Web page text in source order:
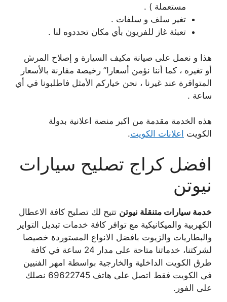
مستعملة ) .
تغير سلف و سلفات .
تعبئة غاز للفريون بأي مكان تحددوه لنا .
هذا و نعمل على صيانة مكيف السيارة و إصلاح المرش
أو تغيره ، كما أننا نؤمن أسعارا” رخيصة مقارنة بالأسعار
المتوافرة عند غيرنا ، نحن خياركم الأمثل فاطلبونا في أي
ساعة .
هذه الخدمة مقدمة من اكبر منصة اعلانية بدولة
الكويت اعلانات الكويت.
افضل كراج تصليح سيارات
نيوتن
خدمة سيارات متنقلة نيوتن تتيح لك تصليح كافة الاعطال
الكهربية والميكانيكية مع توافر كافة خدمات تبديل التواير
والبطاريات والزيوت بافضل الانواع المستوردة خصيصا
لشركتنا، خدماتنا متاحة على مدار 24 ساعة في كافة
طرق الكويت الداخلية والخارجية بواسطة امهر الفنيين
في الكويت فقط اتصل على هاتف 69622745 نصلك
على الفور.